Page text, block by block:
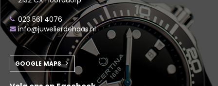
023 561 4076
info@juwelierdehaas.nl
GOOGLE MAPS